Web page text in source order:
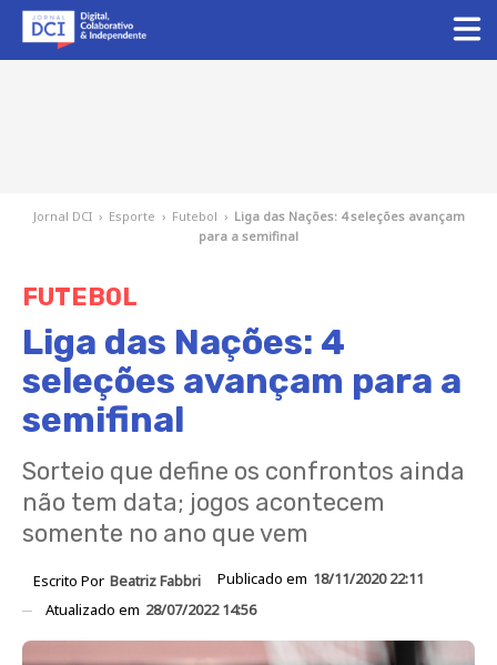
Jornal DCI › Esporte › Futebol › Liga das Nações: 4 seleções avançam
para a semifinal
FUTEBOL
Liga das Nações: 4
seleções avançam para a
semifinal
Sorteio que define os confrontos ainda
não tem data; jogos acontecem
somente no ano que vem
Escrito Por Beatriz Fabbri Publicado em 18/11/2020 22:11
Atualizado em 28/07/2022 14:56